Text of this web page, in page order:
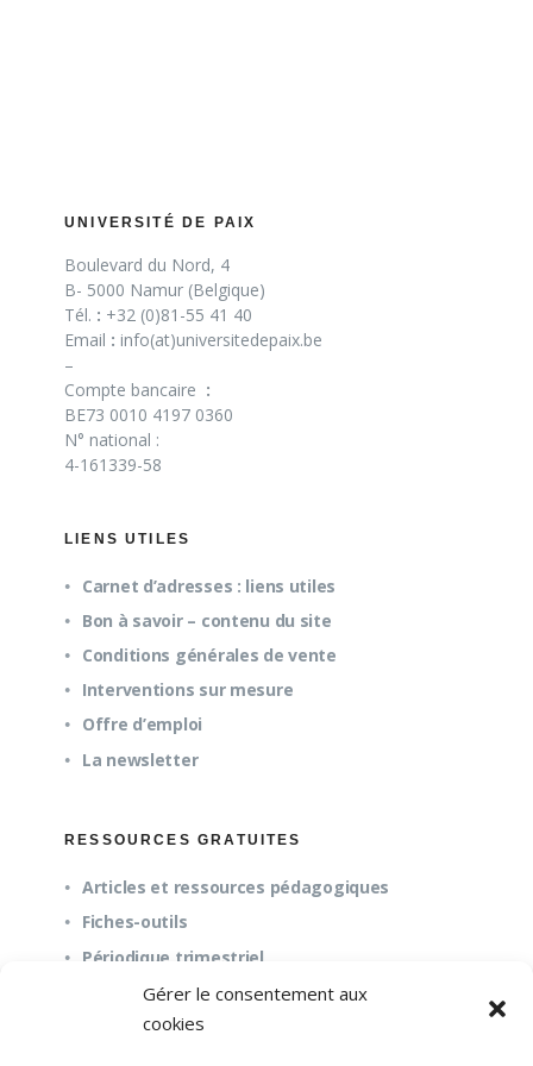
Gérer le consentement aux
cookies
UNIVERSITÉ DE PAIX
Boulevard du Nord, 4
B- 5000 Namur (Belgique)
Tél. : +32 (0)81-55 41 40
Email : info(at)universitedepaix.be
–
Compte bancaire :
BE73 0010 4197 0360
N° national :
4-161339-58
LIENS UTILES
Carnet d’adresses : liens utiles
Bon à savoir – contenu du site
Conditions générales de vente
Interventions sur mesure
Offre d’emploi
La newsletter
RESSOURCES GRATUITES
Articles et ressources pédagogiques
Fiches-outils
Périodique trimestriel